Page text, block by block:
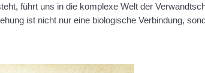
führt uns in die komplexe Welt der
ist nicht nur eine biologische Verbindung,